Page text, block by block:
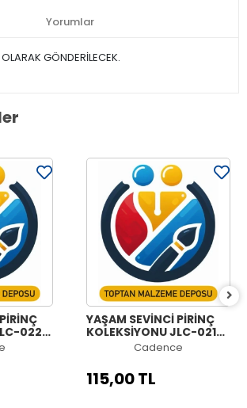
Yorumlar
GÖNDERİLECEK.
022
YAŞAM SEVİNCİ PİRİNÇ
KOLEKSİYONU JLC-021
Cadence
115,00 TL